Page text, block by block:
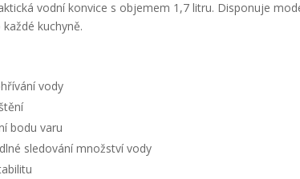
vodní konvice s objemem 1,7 litru. Disponuje
kuchyně.
vody
bodu varu
sledování množství vody